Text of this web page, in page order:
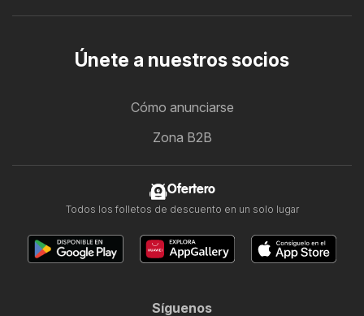
Únete a nuestros socios
Cómo anunciarse
Zona B2B
Ofertero
Todos los folletos de descuento en un solo lugar
Síguenos